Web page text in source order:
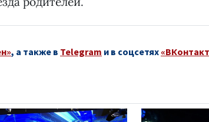
, а также в Telegram и в соцсетях